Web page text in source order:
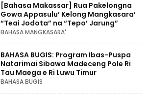
[Bahasa Makassar] Rua Pakelongna
Gowa Appasulu’ Kelong Mangkasara’
“Teai Jodota” na “Tepo’ Jarung”
BAHASA MANGKASARA'
BAHASA BUGIS: Program Ibas-Puspa
Natarimai Sibawa Madeceng Pole Ri
Tau Maega e Ri Luwu Timur
BAHASA BUGIS